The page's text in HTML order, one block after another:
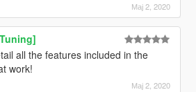
Мај 2, 2020
all the features included in the
work!
Мај 2, 2020